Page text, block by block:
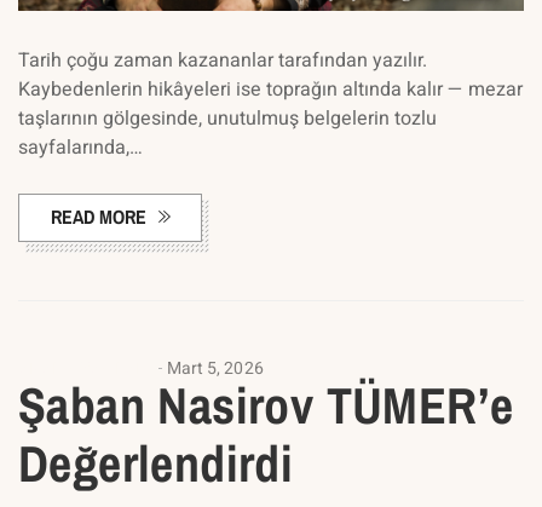
Tarih çoğu zaman kazananlar tarafından yazılır.
Kaybedenlerin hikâyeleri ise toprağın altında kalır — mezar
taşlarının gölgesinde, unutulmuş belgelerin tozlu
sayfalarında,…
READ MORE
Mart 5, 2026
Şaban Nasirov TÜMER’e
Değerlendirdi